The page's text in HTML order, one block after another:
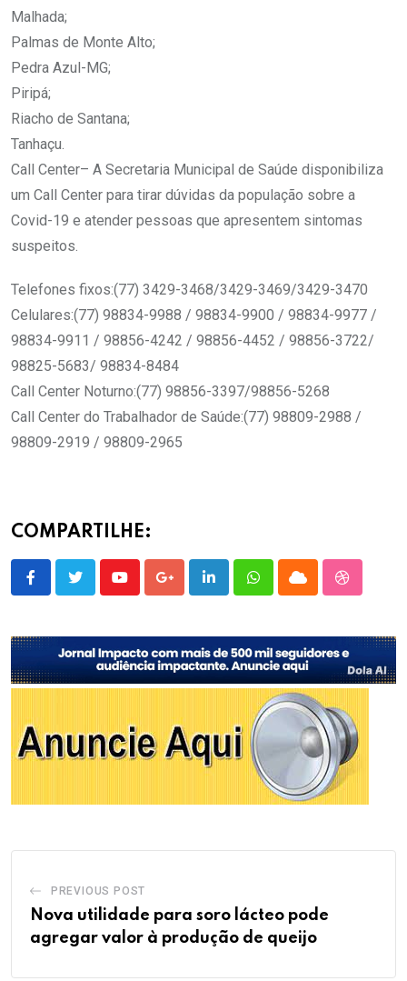
Malhada;
Palmas de Monte Alto;
Pedra Azul-MG;
Piripá;
Riacho de Santana;
Tanhaçu.
Call Center– A Secretaria Municipal de Saúde disponibiliza
um Call Center para tirar dúvidas da população sobre a
Covid-19 e atender pessoas que apresentem sintomas
suspeitos.
Telefones fixos:(77) 3429-3468/3429-3469/3429-3470
Celulares:(77) 98834-9988 / 98834-9900 / 98834-9977 /
98834-9911 / 98856-4242 / 98856-4452 / 98856-3722/
98825-5683/ 98834-8484
Call Center Noturno:(77) 98856-3397/98856-5268
Call Center do Trabalhador de Saúde:(77) 98809-2988 /
98809-2919 / 98809-2965
COMPARTILHE:
YoutubeGoogle+LinkedInWhatsappCloud
PREVIOUS POST
Nova utilidade para soro lácteo pode
agregar valor à produção de queijo